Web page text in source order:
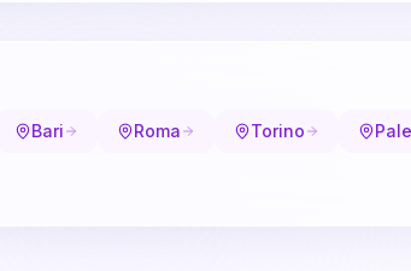
Bari Roma Torino